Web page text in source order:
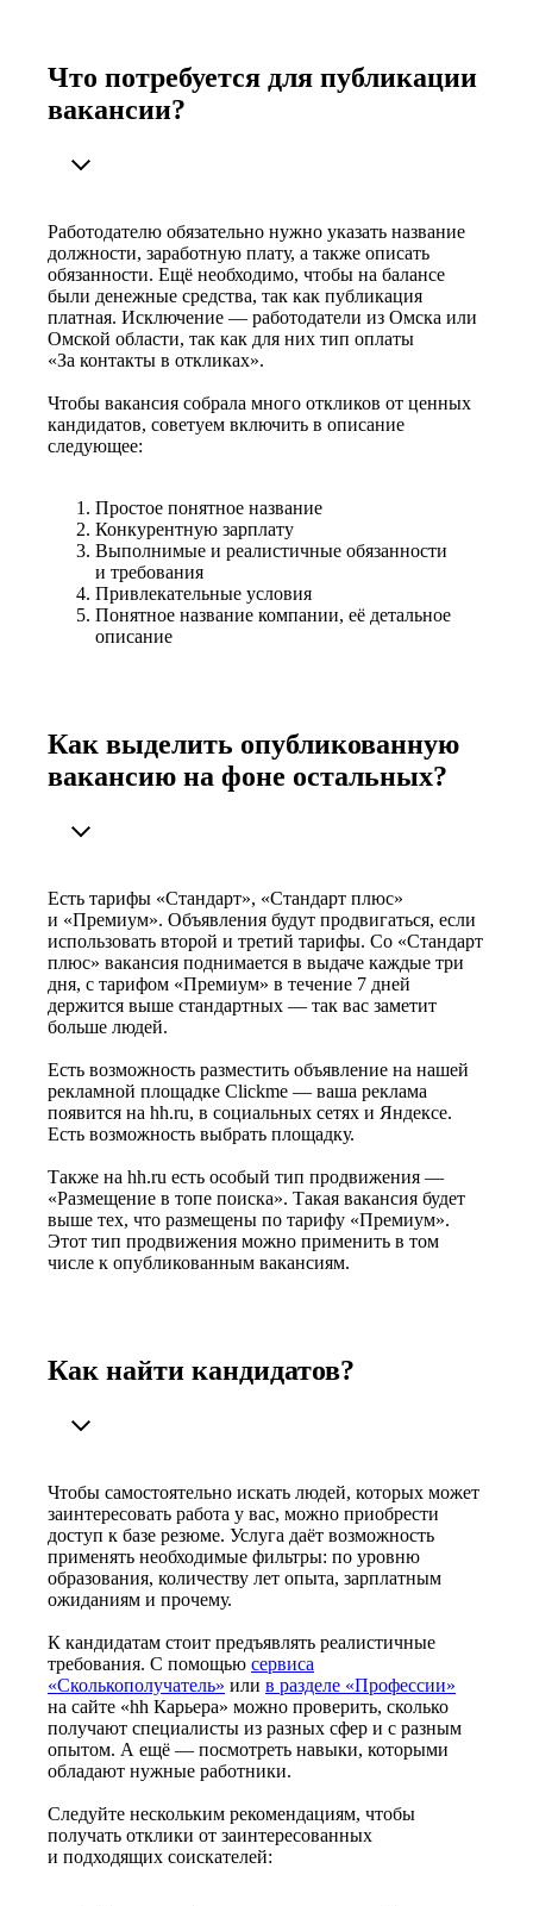
Что потребуется для публикации
вакансии?
Работодателю обязательно нужно указать название
должности, заработную плату, а также описать
обязанности. Ещё необходимо, чтобы на балансе
были денежные средства, так как публикация
платная. Исключение — работодатели из Омска или
Омской области, так как для них тип оплаты
«За контакты в откликах».
Чтобы вакансия собрала много откликов от ценных
кандидатов, советуем включить в описание
следующее:
Простое понятное название
Конкурентную зарплату
Выполнимые и реалистичные обязанности
и требования
Привлекательные условия
Понятное название компании, её детальное
описание
Как выделить опубликованную
вакансию на фоне остальных?
Есть тарифы «Стандарт», «Стандарт плюс»
и «Премиум». Объявления будут продвигаться, если
использовать второй и третий тарифы. Со «Стандарт
плюс» вакансия поднимается в выдаче каждые три
дня, с тарифом «Премиум» в течение 7 дней
держится выше стандартных — так вас заметит
больше людей.
Есть возможность разместить объявление на нашей
рекламной площадке Clickme — ваша реклама
появится на hh.ru, в социальных сетях и Яндексе.
Есть возможность выбрать площадку.
Также на hh.ru есть особый тип продвижения —
«Размещение в топе поиска». Такая вакансия будет
выше тех, что размещены по тарифу «Премиум».
Этот тип продвижения можно применить в том
числе к опубликованным вакансиям.
Как найти кандидатов?
Чтобы самостоятельно искать людей, которых может
заинтересовать работа у вас, можно приобрести
доступ к базе резюме. Услуга даёт возможность
применять необходимые фильтры: по уровню
образования, количеству лет опыта, зарплатным
ожиданиям и прочему.
К кандидатам стоит предъявлять реалистичные
требования. С помощью сервиса
«Сколькополучатель» или в разделе «Профессии»
на сайте «hh Карьера» можно проверить, сколько
получают специалисты из разных сфер и с разным
опытом. А ещё — посмотреть навыки, которыми
обладают нужные работники.
Следуйте нескольким рекомендациям, чтобы
получать отклики от заинтересованных
и подходящих соискателей: